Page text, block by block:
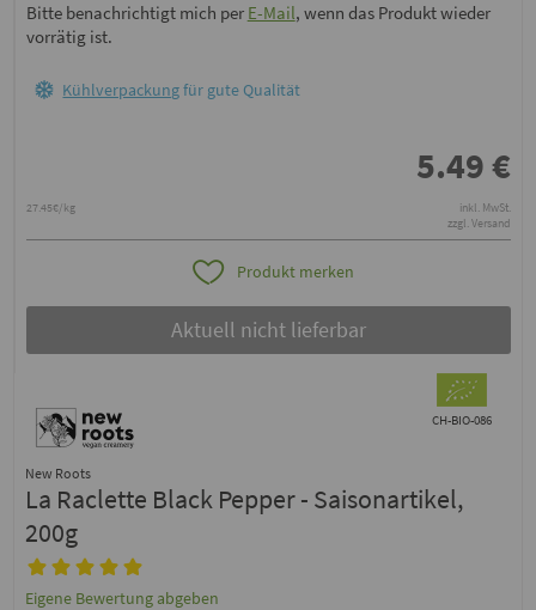
Bitte benachrichtigt mich per E-Mail, wenn das Produkt wieder
vorrätig ist.
Kühlverpackungfür gute Qualität
5.49€
27.45€/kg
inkl. MwSt.
zzgl. Versand
Produkt merken
Aktuell nicht lieferbar
CH-BIO-086
New Roots
La Raclette Black Pepper - Saisonartikel,
200g
Eigene Bewertung abgeben